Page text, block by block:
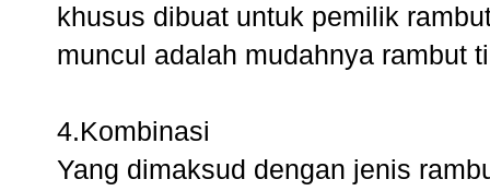
khusus dibuat untuk pemilik
muncul adalah mudahnya rambut
4.Kombinasi
Yang dimaksud dengan jenis